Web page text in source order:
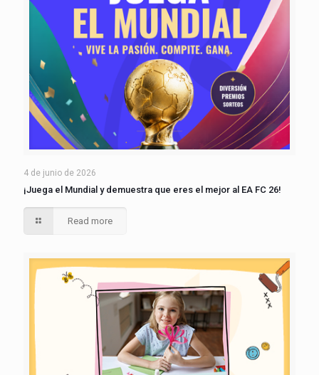
4 de junio de 2026
¡Juega el Mundial y demuestra que eres el mejor al EA FC 26!
Read more